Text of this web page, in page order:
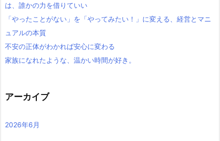
は、誰かの力を借りていい
「やったことがない」を「やってみたい！」に変える、経営とマニ
ュアルの本質
不安の正体がわかれば安心に変わる
家族になれたような、温かい時間が好き。
アーカイブ
2026年6月